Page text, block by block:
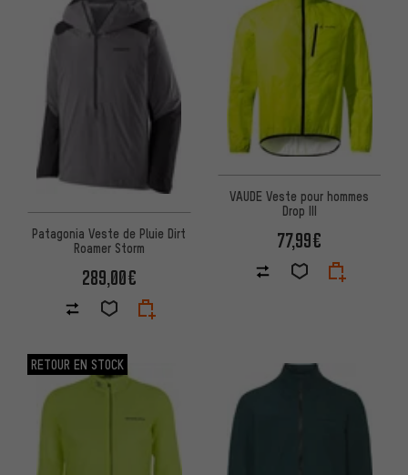
Patagonia Veste de Pluie Dirt
Roamer Storm
289,00€
VAUDE Veste pour hommes
Drop III
77,99€
RETOUR EN STOCK